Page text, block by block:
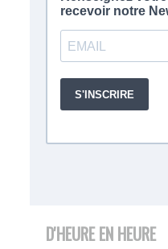
D'HEURE EN HEURE